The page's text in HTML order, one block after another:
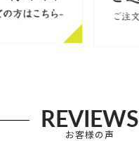
REVIEWS
お客様の声